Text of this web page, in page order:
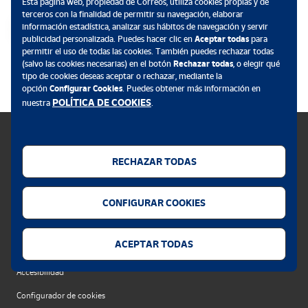
Política de cookies
Privacidad web
Accesibilidad
Configurador de cookies
terceros con la finalidad de permitir su navegación, elaborar
información estadística, analizar sus hábitos de navegación y servir
publicidad personalizada. Puedes hacer clic en Aceptar todaspara
permitir el uso de todas las cookies. También puedes rechazar todas
(salvo las cookies necesarias) en el botón Rechazar todas, o elegir qué
tipo de cookies deseas aceptar o rechazar, mediante la
opción Configurar Cookies. Puedes obtener más información en
nuestra POLÍTICA DE COOKIES.
RECHAZAR TODAS
CONFIGURAR COOKIES
ACEPTAR TODAS